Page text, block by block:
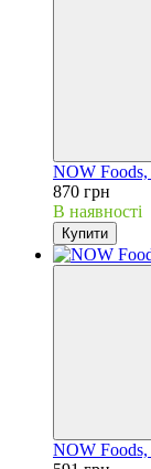
NOW Foods,
870 грн
В наявності
Купити
NOW